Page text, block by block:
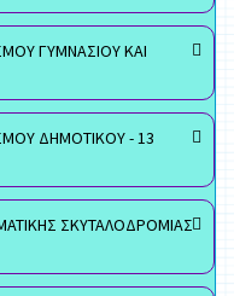
ΓΥΜΝΑΣΙΟΥ ΚΑΙ
ΔΗΜΟΤΙΚΟΥ - 13
ΣΚΥΤΑΛΟΔΡΟΜΙΑΣ